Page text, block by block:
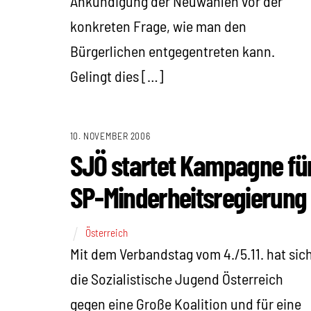
konkreten Frage, wie man den
Bürgerlichen entgegentreten kann.
Gelingt dies […]
10. NOVEMBER 2006
SJÖ startet Kampagne
SP-Minderheitsregierung
Österreich
Mit dem Verbandstag vom 4./5.11. hat
die Sozialistische Jugend Österreich
gegen eine Große Koalition und für eine